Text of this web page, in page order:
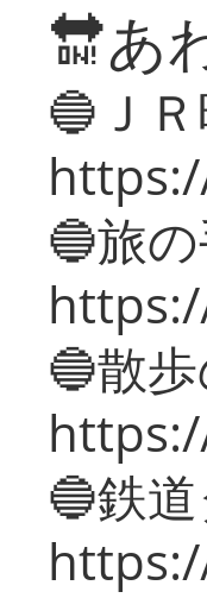
🔛あ
🔵Ｊ
🔵旅
🔵散
🔵鉄